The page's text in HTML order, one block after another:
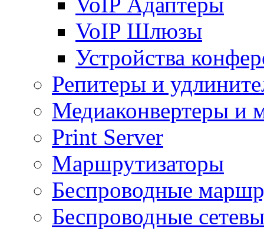
VoIP Шлюзы
Устройства
Репитеры и
Медиаконвертеры и
Print Server
Маршрутизаторы
Беспроводные
Беспроводные